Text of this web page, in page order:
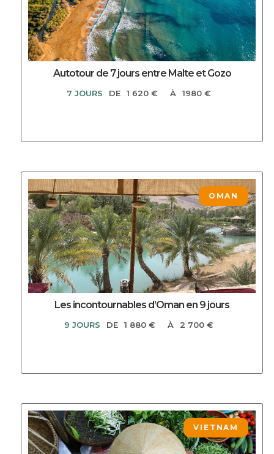
Autotour de 7 jours entre Malte et Gozo
7 JOURS DE 1 620 € À 1980 €
Les incontournables d’Oman en 9 jours
9 JOURS DE 1 880 € À 2 700 €
DECOUVRIR CE CIRCUIT OMAN
DECOUVRIR CE CIRCUIT VIETNAM